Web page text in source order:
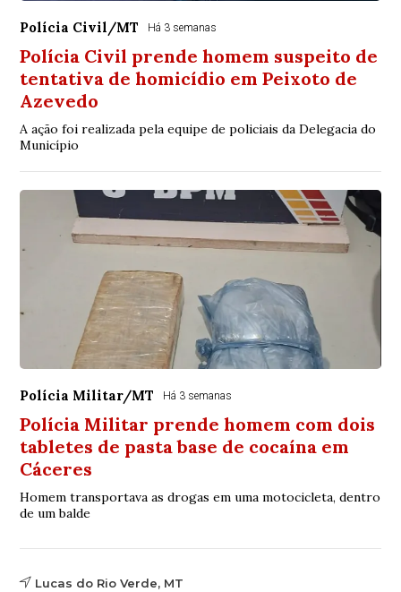
Polícia Civil/MT Há 3 semanas
Polícia Civil prende homem suspeito de
tentativa de homicídio em Peixoto de
Azevedo
A ação foi realizada pela equipe de policiais da Delegacia do
Município
Polícia Militar/MT Há 3 semanas
Polícia Militar prende homem com dois
tabletes de pasta base de cocaína em
Cáceres
Homem transportava as drogas em uma motocicleta, dentro
de um balde
Lucas do Rio Verde, MT